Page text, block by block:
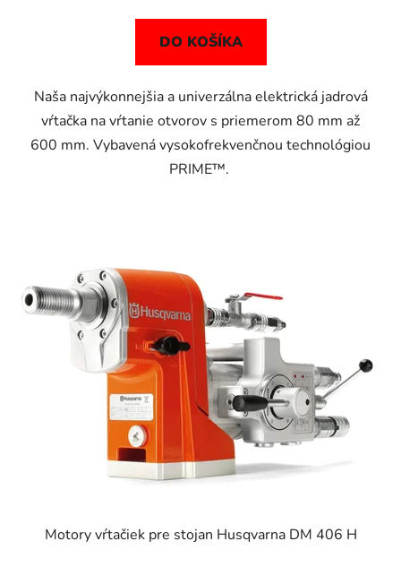
DO KOŠÍKA
Naša najvýkonnejšia a univerzálna elektrická jadrová
vŕtačka na vŕtanie otvorov s priemerom 80 mm až
600 mm. Vybavená vysokofrekvenčnou technológiou
PRIME™.
Motory vŕtačiek pre stojan Husqvarna DM 406 H